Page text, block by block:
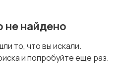
не найдено
то, что вы искали.
и попробуйте еще раз.